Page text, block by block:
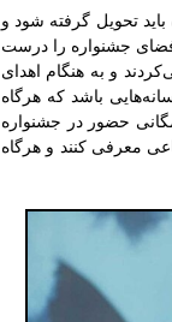
تحویل گرفته شود و
فضای جشنواره را درست
و به هنگام اهدای
باشد که هرگاه
حضور در جشنواره
معرفی کنند و هرگاه